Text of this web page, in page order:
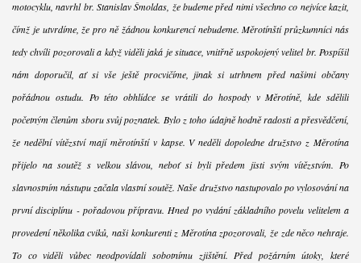
motocyklu, navrhl br. Stanislav Šmoldas, že budeme před nimi všechno co nejvíce kazit,
čímž je utvrdíme, že pro ně žádnou konkurencí nebudeme. Měrotínští průzkumníci nás
tedy chvíli pozorovali a když viděli jaká je situace, vnitřně uspokojený velitel br. Pospíšil
nám doporučil, ať si vše ještě procvičíme, jinak si utrhnem před našimi občany
pořádnou ostudu. Po této obhlídce se vrátili do hospody v Měrotíně, kde sdělili
početným členům sboru svůj poznatek. Bylo z toho údajně hodně radosti a přesvědčení,
že nedělní vítězství mají měrotínští v kapse. V neděli dopoledne družstvo z Měrotína
přijelo na soutěž s velkou slávou, neboť si byli předem jisti svým vítězstvím. Po
slavnostním nástupu začala vlastní soutěž. Naše družstvo nastupovalo po vylosování na
první disciplínu - pořadovou přípravu. Hned po vydání základního povelu velitelem a
provedení několika cviků, naši konkurenti z Měrotína zpozorovali, že zde něco nehraje.
To co viděli vůbec neodpovídali sobotnímu zjištění. Před požárním útoky, které